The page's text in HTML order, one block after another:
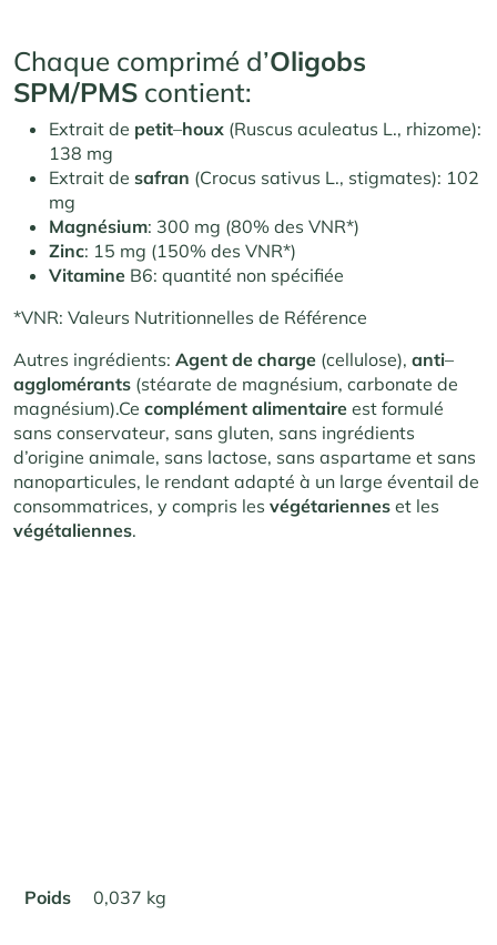
Chaque comprimé d’Oligobs
SPM/PMS contient:
Extrait de petit–houx (Ruscus aculeatus L., rhizome):
138 mg
Extrait de safran (Crocus sativus L., stigmates): 102
mg
Magnésium: 300 mg (80% des VNR*)
Zinc: 15 mg (150% des VNR*)
Vitamine B6: quantité non spécifiée
*VNR: Valeurs Nutritionnelles de Référence
Autres ingrédients: Agent de charge (cellulose), anti–
agglomérants (stéarate de magnésium, carbonate de
magnésium).Ce complément alimentaire est formulé
sans conservateur, sans gluten, sans ingrédients
d’origine animale, sans lactose, sans aspartame et sans
nanoparticules, le rendant adapté à un large éventail de
consommatrices, y compris les végétariennes et les
végétaliennes.
Poids 0,037 kg